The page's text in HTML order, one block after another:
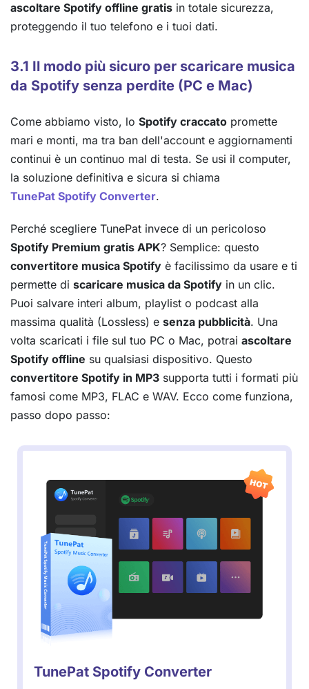
ascoltare Spotify offline gratis in totale sicurezza,
proteggendo il tuo telefono e i tuoi dati.
3.1 Il modo più sicuro per scaricare musica
da Spotify senza perdite (PC e Mac)
Come abbiamo visto, lo Spotify craccato promette
mari e monti, ma tra ban dell'account e aggiornamenti
continui è un continuo mal di testa. Se usi il computer,
la soluzione definitiva e sicura si chiama
TunePat Spotify Converter.
Perché scegliere TunePat invece di un pericoloso
Spotify Premium gratis APK? Semplice: questo
convertitore musica Spotify è facilissimo da usare e ti
permette di scaricare musica da Spotify in un clic.
Puoi salvare interi album, playlist o podcast alla
massima qualità (Lossless) e senza pubblicità. Una
volta scaricati i file sul tuo PC o Mac, potrai ascoltare
Spotify offline su qualsiasi dispositivo. Questo
convertitore Spotify in MP3 supporta tutti i formati più
famosi come MP3, FLAC e WAV. Ecco come funziona,
passo dopo passo:
TunePat Spotify Converter